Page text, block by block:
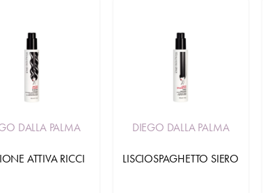
DALLA PALMA
ATTIVA RICCI
DIEGO DALLA PALMA
LISCIOSPAGHETTO SIERO